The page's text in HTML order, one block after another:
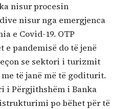
nisur procesin
nisur nga emergjenca
e Covid-19. OTP
e pandemisë do të jenë
se sektori i turizmit
të janë më të goditurit.
i Përgjithshëm i Banka
po bëhet për të